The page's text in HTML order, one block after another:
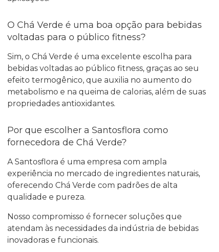
O Chá Verde é uma boa opção para bebidas
voltadas para o público fitness?
Sim, o Chá Verde é uma excelente escolha para
bebidas voltadas ao público fitness, graças ao seu
efeito termogênico, que auxilia no aumento do
metabolismo e na queima de calorias, além de suas
propriedades antioxidantes.
Por que escolher a Santosflora como
fornecedora de Chá Verde?
A Santosflora é uma empresa com ampla
experiência no mercado de ingredientes naturais,
oferecendo Chá Verde com padrões de alta
qualidade e pureza.
Nosso compromisso é fornecer soluções que
atendam às necessidades da indústria de bebidas
inovadoras e funcionais.